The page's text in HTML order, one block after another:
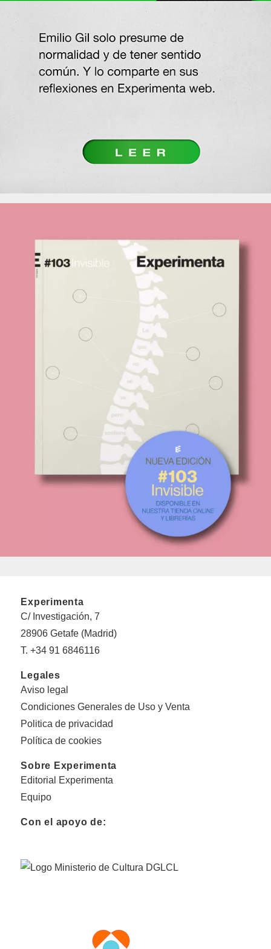
Experimenta
C/ Investigación, 7
28906 Getafe (Madrid)
T. +34 91 6846116
Legales
Aviso legal
Condiciones Generales de Uso y Venta
Politica de privacidad
Política de cookies
Sobre Experimenta
Editorial Experimenta
Equipo
Con el apoyo de: